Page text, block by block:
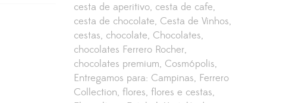
cesta de aperitivo cesta de cafe
cesta de chocolate Cesta de Vinhos
cestas chocolate Chocolates
chocolates Ferrero Rocher
chocolates premium Cosmópolis
Entregamos para: Campinas Ferrero
Collection flores flores e cestas